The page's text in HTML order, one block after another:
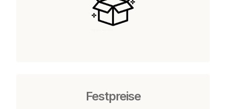
Festpreise